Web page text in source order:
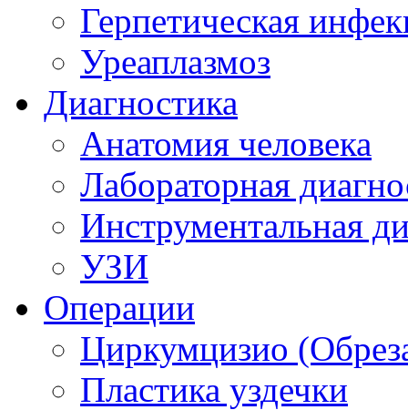
Герпетическая
Уреаплазмоз
Диагностика
Анатомия человека
Лабораторная
Инструментальная
УЗИ
Операции
Циркумцизио
Пластика уздечки